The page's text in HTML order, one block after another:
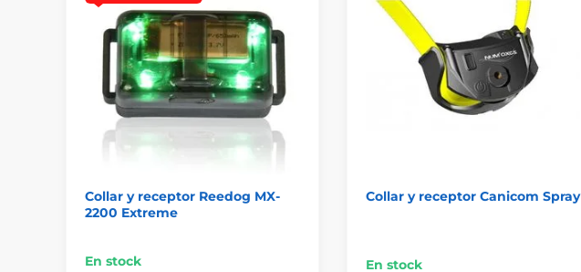
Collar y receptor Reedog MX-
2200 Extreme
En stock
Collar y receptor Canicom Spray
En stock